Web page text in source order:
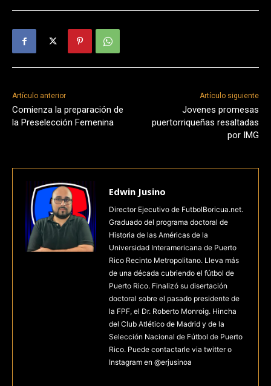
Artículo anterior
Comienza la preparación de
la Preselección Femenina
Artículo siguiente
Jovenes promesas
puertorriqueñas resaltadas
por IMG
Edwin Jusino
Director Ejecutivo de FutbolBoricua.net.
Graduado del programa doctoral de
Historia de las Américas de la
Universidad Interamericana de Puerto
Rico Recinto Metropolitano. Lleva más
de una década cubriendo el fútbol de
Puerto Rico. Finalizó su disertación
doctoral sobre el pasado presidente de
la FPF, el Dr. Roberto Monroig. Hincha
del Club Atlético de Madrid y de la
Selección Nacional de Fútbol de Puerto
Rico. Puede contactarle via twitter o
Instagram en @erjusinoa